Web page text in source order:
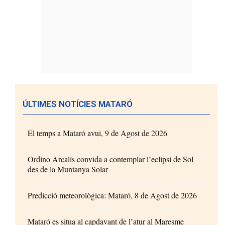
ÚLTIMES NOTÍCIES MATARÓ
El temps a Mataró avui, 9 de Agost de 2026
Ordino Arcalís convida a contemplar l’eclipsi de Sol
des de la Muntanya Solar
Predicció meteorològica: Mataró, 8 de Agost de 2026
Mataró es situa al capdavant de l’atur al Maresme